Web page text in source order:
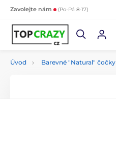
Zavolejte nám (Po-Pá 8-17)
Úvod Barevné "Natural" čočky